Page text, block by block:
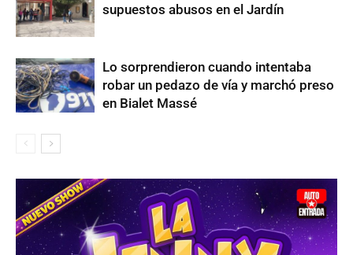
supuestos abusos en el Jardín
Lo sorprendieron cuando intentaba
robar un pedazo de vía y marchó preso
en Bialet Massé